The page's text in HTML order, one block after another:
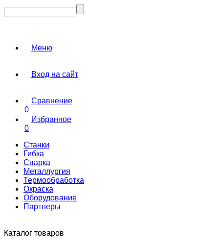
Меню
Вход на сайт
Сравнение
0
Избранное
0
Станки
Гибка
Сварка
Металлургия
Термообработка
Окраска
Оборудование
Партнеры
Каталог товаров